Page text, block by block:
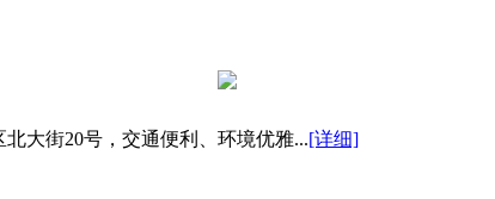
大街20号，交通便利、环境优雅...[详细]